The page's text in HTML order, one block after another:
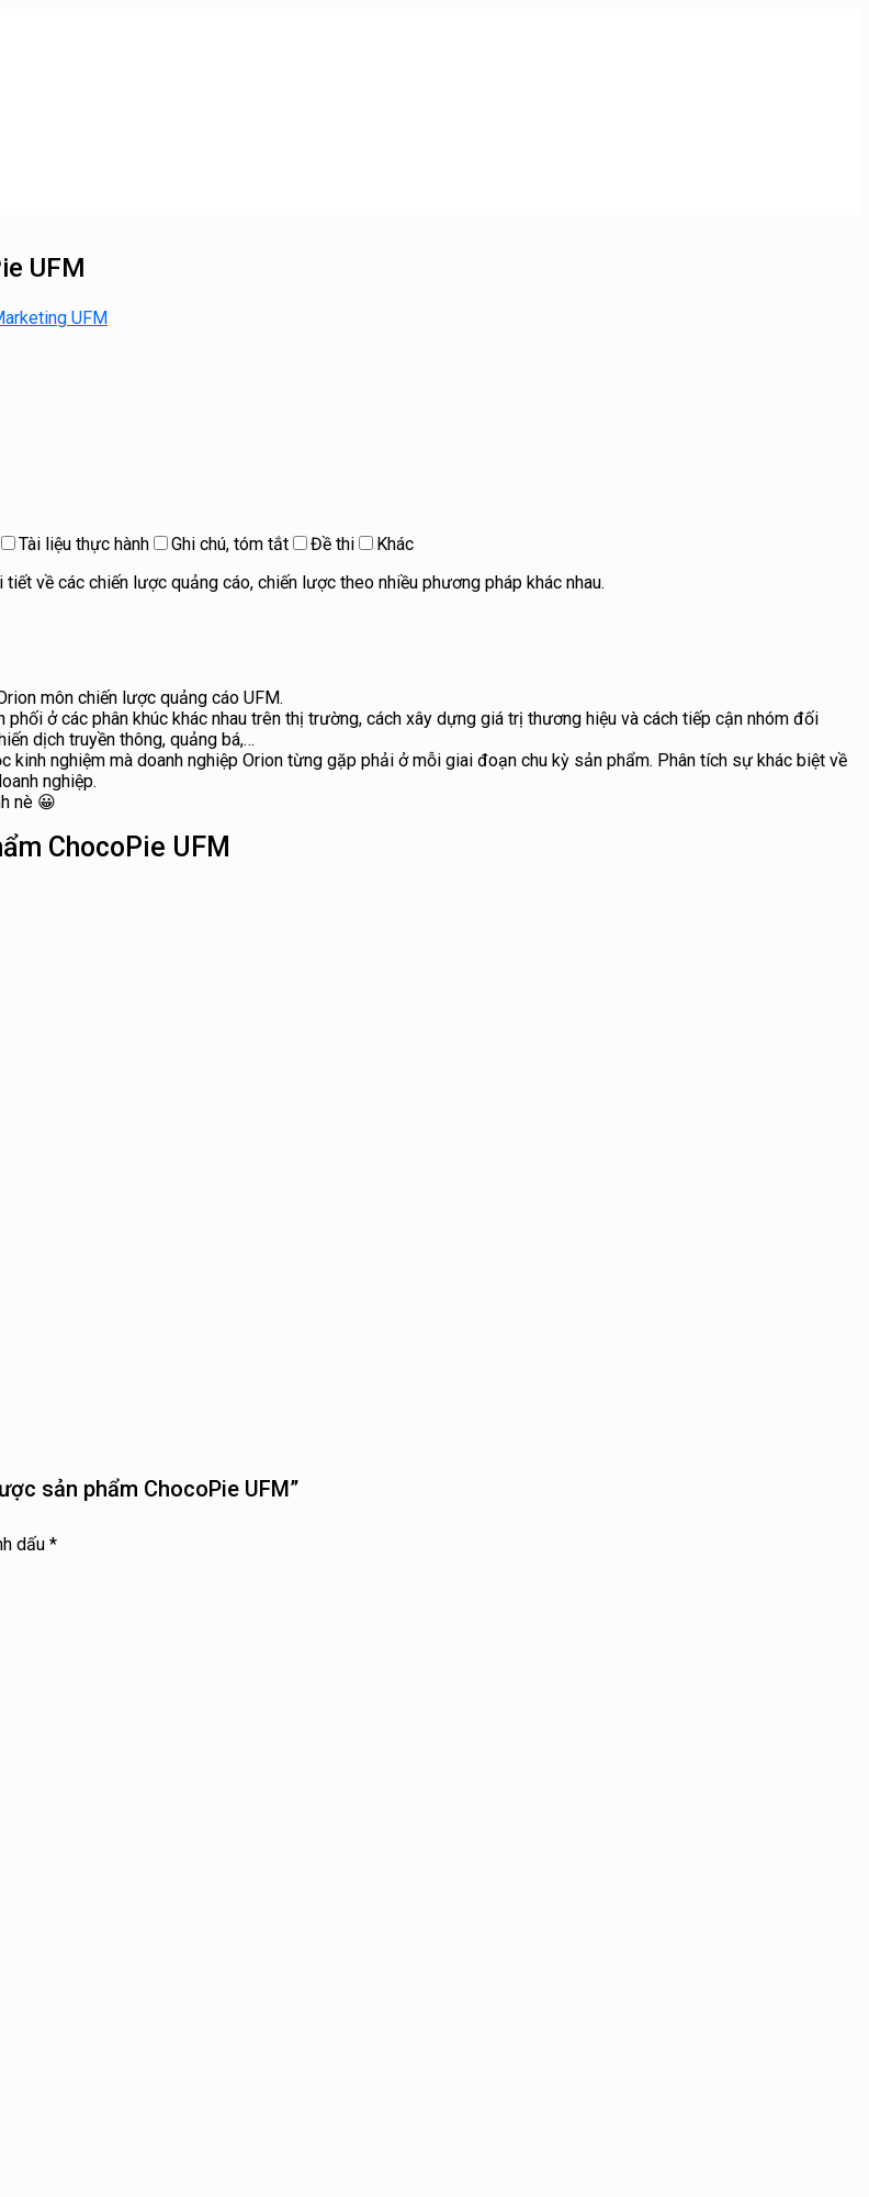
UFM
UFM
Tài liệu thực hành Ghi chú, tóm tắt Đề thi
Khác
về các chiến lược quảng cáo, chiến lược theo nhiều phương pháp khác nhau.
môn chiến lược quảng cáo UFM.
ở các phân khúc khác nhau trên thị trường, cách xây dựng giá trị thương hiệu và cách tiếp cận nhóm đối
dịch truyền thông, quảng bá,…
nghiệm mà doanh nghiệp Orion từng gặp phải ở mỗi giai đoạn chu kỳ sản phẩm. Phân tích sự khác biệt về
nghiệp.
nè 😀
ChocoPie UFM
sản phẩm ChocoPie UFM”
dấu *